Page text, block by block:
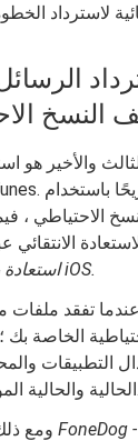
لاسترداد
استرداد
والأخير هو
الانتقائي
FoneDog - استعادة بيانات iOS.
تفقد
الخاصة
التطبيقات
الحالية والحالية الموجودة على الجهاز.
ومع